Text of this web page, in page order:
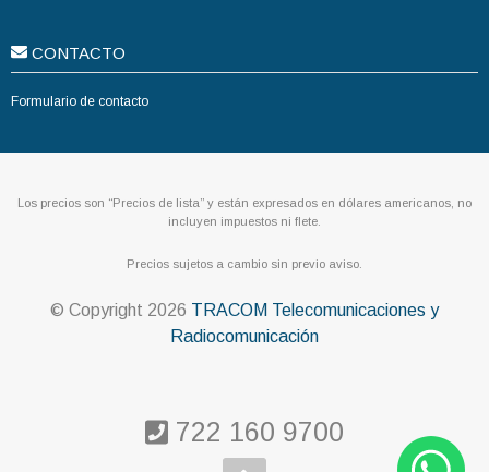
CONTACTO
Formulario de contacto
Los precios son “Precios de lista” y están expresados en dólares americanos, no
incluyen impuestos ni flete.
Precios sujetos a cambio sin previo aviso.
© Copyright 2026 TRACOM Telecomunicaciones y
Radiocomunicación
722 160 9700